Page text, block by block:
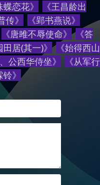
蝶恋花》 《王昌龄出
传》 《郢书燕说》
《唐雎不辱使命》 《答
田居(其一)》 《始得西山
公西华侍坐》 《从军行
铃》